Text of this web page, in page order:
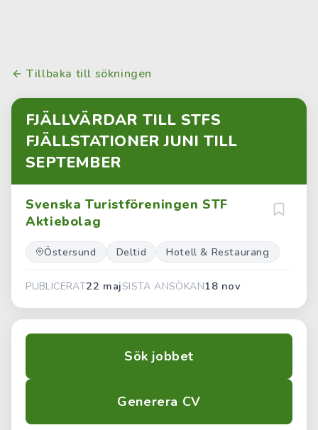
Tillbaka till sökningen
FJÄLLVÄRDAR TILL STFS
FJÄLLSTATIONER JUNI TILL
SEPTEMBER
Svenska Turistföreningen STF
Aktiebolag
Östersund Deltid Hotell & Restaurang
PUBLICERAT22 majSISTA ANSÖKAN18 nov
Sök jobbet
Generera CV